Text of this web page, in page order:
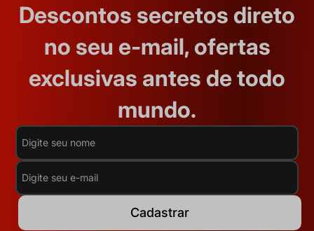
Descontos secretos direto
no seu e-mail, ofertas
exclusivas antes de todo
mundo.
Cadastrar